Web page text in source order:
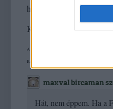
https://fenteslent.blog.hu/
Kommentek:
A hozzászólások a
Kifogás esetén forduljon a blog szerkesztőjéhez.
maxval bircaman
Hát, nem éppem. Ha a